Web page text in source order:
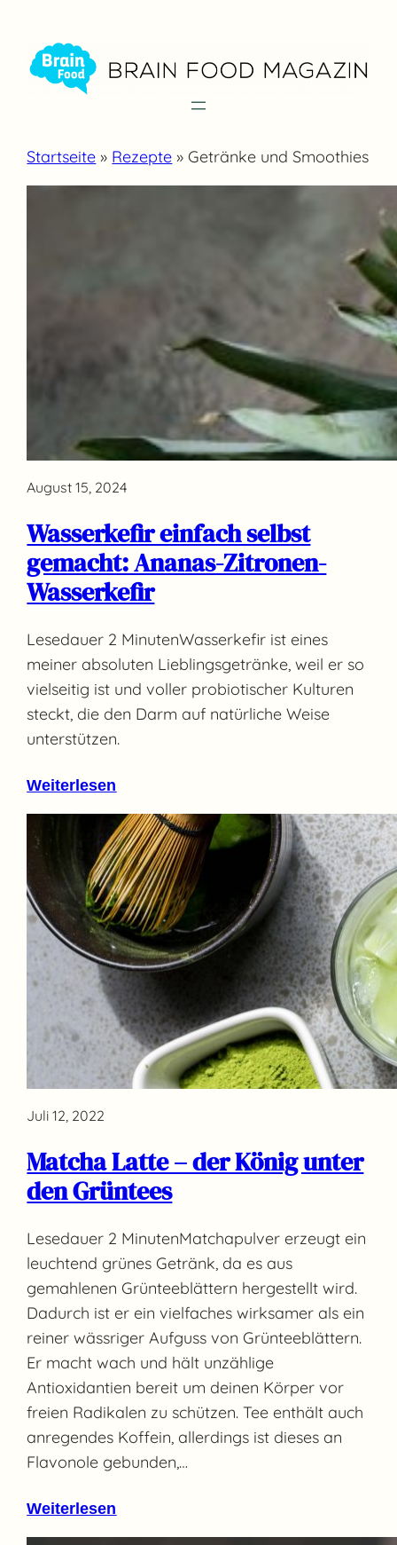
Inhalt
springen
Startseite » Rezepte »Getränke und Smoothies
August 15, 2024
Wasserkefir einfach selbst
gemacht: Ananas-Zitronen-
Wasserkefir
Lesedauer 2 MinutenWasserkefir ist eines
meiner absoluten Lieblingsgetränke, weil er so
vielseitig ist und voller probiotischer Kulturen
steckt, die den Darm auf natürliche Weise
unterstützen.
Weiterlesen
Juli 12, 2022
Matcha Latte – der König unter
den Grüntees
Lesedauer 2 MinutenMatchapulver erzeugt ein
leuchtend grünes Getränk, da es aus
gemahlenen Grünteeblättern hergestellt wird.
Dadurch ist er ein vielfaches wirksamer als ein
reiner wässriger Aufguss von Grünteeblättern.
Er macht wach und hält unzählige
Antioxidantien bereit um deinen Körper vor
freien Radikalen zu schützen. Tee enthält auch
anregendes Koffein, allerdings ist dieses an
Flavonole gebunden,…
Weiterlesen